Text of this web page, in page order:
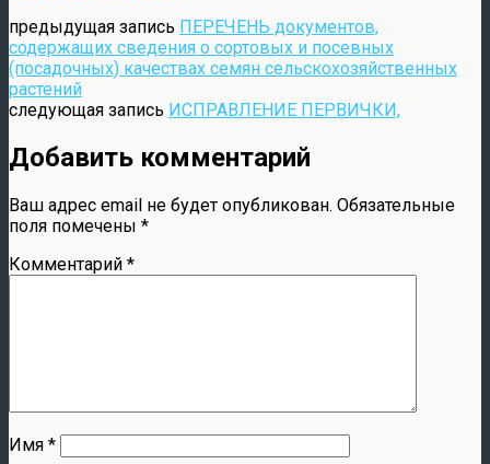
предыдущая запись ПЕРЕЧЕНЬ документов,
содержащих сведения о сортовых и посевных
(посадочных) качествах семян сельскохозяйственных
растений
следующая запись ИСПРАВЛЕНИЕ ПЕРВИЧКИ,
Добавить комментарий
Ваш адрес email не будет опубликован. Обязательные
поля помечены *
Комментарий *
Имя *